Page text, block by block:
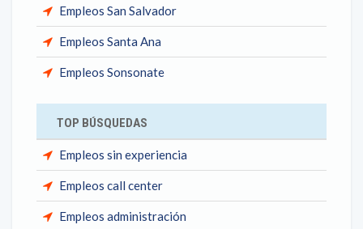
Empleos San Salvador
Empleos Santa Ana
Empleos Sonsonate
TOP BÚSQUEDAS
Empleos sin experiencia
Empleos call center
Empleos administración